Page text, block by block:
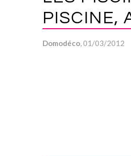
PISCINE,
Domodéco, 01/03/2012